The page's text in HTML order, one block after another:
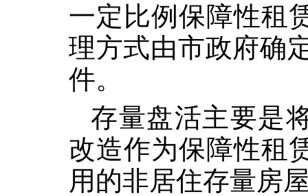
一定比例保障性租
理方式由市政府确
件。
存量盘活主要是
改造作为保障性租
用的非居住存量房